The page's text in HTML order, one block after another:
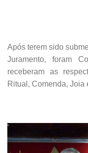
Após terem sido
Juramento, foram
receberam as
Ritual, Comenda, Joia